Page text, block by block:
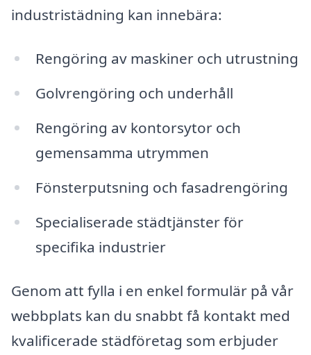
industristädning kan innebära:
Rengöring av maskiner och utrustning
Golvrengöring och underhåll
Rengöring av kontorsytor och
gemensamma utrymmen
Fönsterputsning och fasadrengöring
Specialiserade städtjänster för
specifika industrier
Genom att fylla i en enkel formulär på vår
webbplats kan du snabbt få kontakt med
kvalificerade städföretag som erbjuder